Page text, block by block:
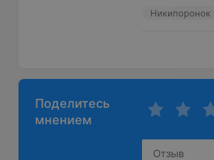
Никипоронок
Поделитесь
мнением